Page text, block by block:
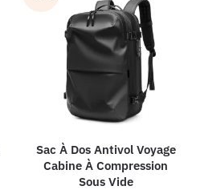
Sac À Dos Antivol Voyage
Cabine À Compression
Sous Vide